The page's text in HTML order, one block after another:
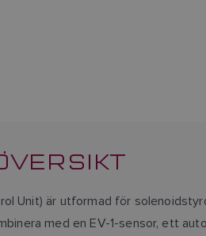
Unit) är utformad för
med en EV-1-sensor, ett